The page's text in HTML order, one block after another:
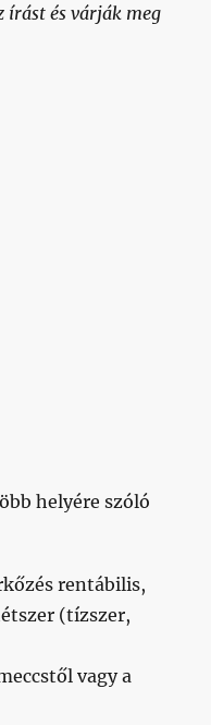
írást és várják meg
helyére szóló
rentábilis,
(tízszer,
vagy a